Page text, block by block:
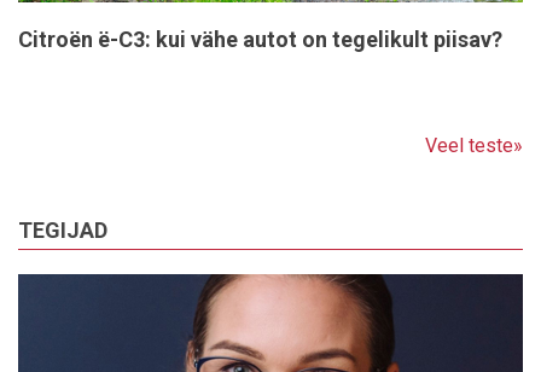
Citroën ë-C3: kui vähe autot on tegelikult piisav?
Veel teste»
TEGIJAD